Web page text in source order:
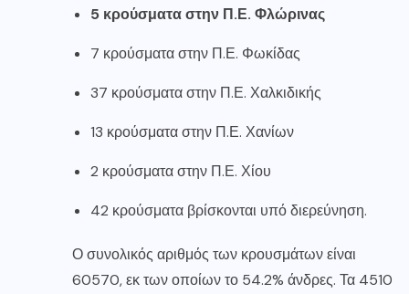
5 κρούσματα στην Π.Ε. Φλώρινας
7 κρούσματα στην Π.Ε. Φωκίδας
37 κρούσματα στην Π.Ε. Χαλκιδικής
13 κρούσματα στην Π.Ε. Χανίων
2 κρούσματα στην Π.Ε. Χίου
42 κρούσματα βρίσκονται υπό διερεύνηση.
Ο συνολικός αριθμός των κρουσμάτων είναι
60570, εκ των οποίων το 54.2% άνδρες. Τα 4510